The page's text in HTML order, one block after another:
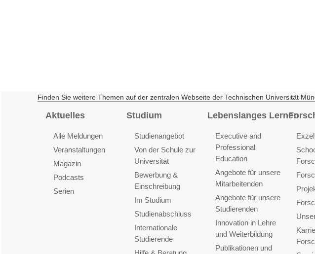
Finden Sie weitere Themen auf der zentralen Webseite der Technischen Universität
Aktuelles
Alle Meldungen
Veranstaltungen
Magazin
Podcasts
Serien
Studium
Studienangebot
Von der Schule zur
Universität
Bewerbung &
Einschreibung
Im Studium
Studienabschluss
Internationale
Studierende
Lebenslanges Lernen
Executive and
Professional
Education
Angebote für unsere
Mitarbeitenden
Angebote für unsere
Studierenden
Innovation in Lehre
und Weiterbildung
Publikationen und